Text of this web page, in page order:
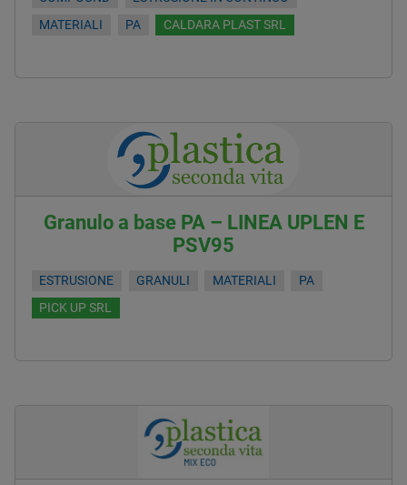
MATERIALI
PA CALDARA PLAST SRL
Granulo a base PA – LINEA UPLEN E
PSV95
ESTRUSIONE GRANULI MATERIALI
PA
PICK UP SRL